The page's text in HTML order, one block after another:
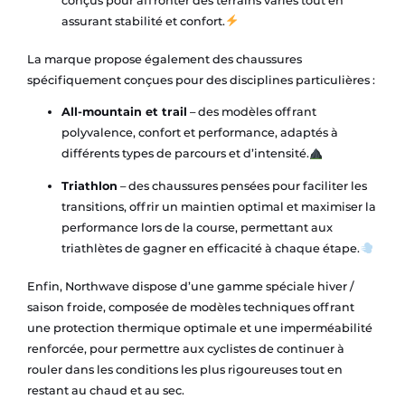
assurant stabilité et confort.
La marque propose également des chaussures
spécifiquement conçues pour des disciplines particulières :
All-mountain et trail – des modèles offrant
polyvalence, confort et performance, adaptés à
différents types de parcours et d’intensité.
Triathlon – des chaussures pensées pour faciliter les
transitions, offrir un maintien optimal et maximiser la
performance lors de la course, permettant aux
triathlètes de gagner en efficacité à chaque étape.
Enfin, Northwave dispose d’une gamme spéciale hiver /
saison froide, composée de modèles techniques offrant
une protection thermique optimale et une imperméabilité
renforcée, pour permettre aux cyclistes de continuer à
rouler dans les conditions les plus rigoureuses tout en
restant au chaud et au sec.